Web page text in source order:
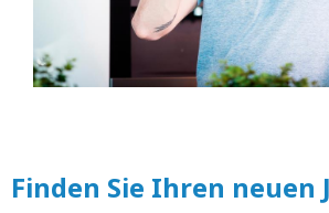
Finden Sie Ihren neuen